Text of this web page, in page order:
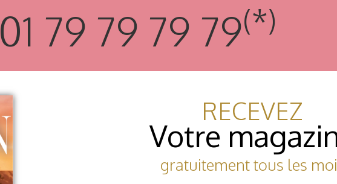
01 79 79 79 79(*)
RECEVEZ
Votre
gratuitement tous les